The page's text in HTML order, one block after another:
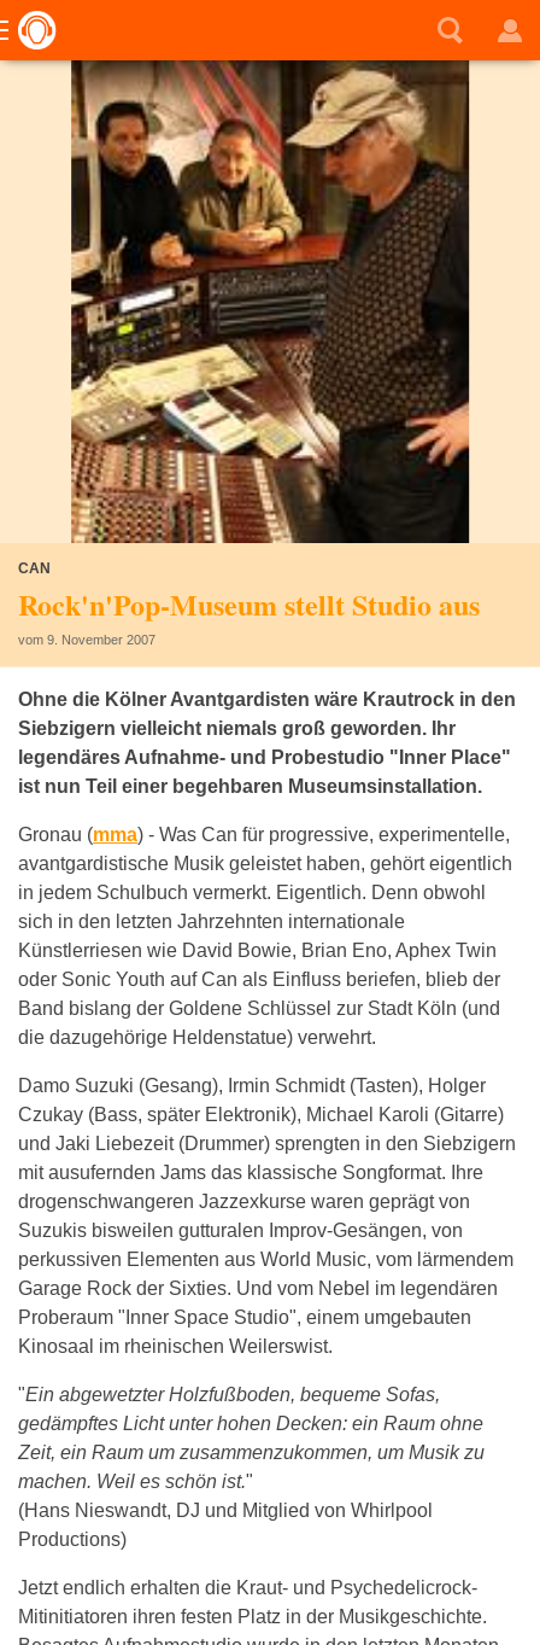
CAN
Rock'n'Pop-Museum stellt Studio aus
vom 9. November 2007
Ohne die Kölner Avantgardisten wäre Krautrock in den
Siebzigern vielleicht niemals groß geworden. Ihr
legendäres Aufnahme- und Probestudio "Inner Place"
ist nun Teil einer begehbaren Museumsinstallation.
Gronau (mma) - Was Can für progressive, experimentelle,
avantgardistische Musik geleistet haben, gehört eigentlich
in jedem Schulbuch vermerkt. Eigentlich. Denn obwohl
sich in den letzten Jahrzehnten internationale
Künstlerriesen wie David Bowie, Brian Eno, Aphex Twin
oder Sonic Youth auf Can als Einfluss beriefen, blieb der
Band bislang der Goldene Schlüssel zur Stadt Köln (und
die dazugehörige Heldenstatue) verwehrt.
Damo Suzuki (Gesang), Irmin Schmidt (Tasten), Holger
Czukay (Bass, später Elektronik), Michael Karoli (Gitarre)
und Jaki Liebezeit (Drummer) sprengten in den Siebzigern
mit ausufernden Jams das klassische Songformat. Ihre
drogenschwangeren Jazzexkurse waren geprägt von
Suzukis bisweilen gutturalen Improv-Gesängen, von
perkussiven Elementen aus World Music, vom lärmendem
Garage Rock der Sixties. Und vom Nebel im legendären
Proberaum "Inner Space Studio", einem umgebauten
Kinosaal im rheinischen Weilerswist.
"Ein abgewetzter Holzfußboden, bequeme Sofas,
gedämpftes Licht unter hohen Decken: ein Raum ohne
Zeit, ein Raum um zusammenzukommen, um Musik zu
machen. Weil es schön ist."
(Hans Nieswandt, DJ und Mitglied von Whirlpool
Productions)
Jetzt endlich erhalten die Kraut- und Psychedelicrock-
Mitinitiatoren ihren festen Platz in der Musikgeschichte.